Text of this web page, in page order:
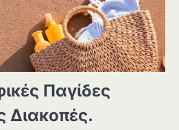
Παγίδες
Διακοπές.